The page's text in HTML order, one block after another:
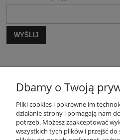
WYŚLIJ
OBSŁUGA
Dbamy o Twoją
Pliki cookies i pokrewne im
działanie strony i pomagają nam
potrzeb. Możesz zaakceptować
wszystkich tych plików i przejść